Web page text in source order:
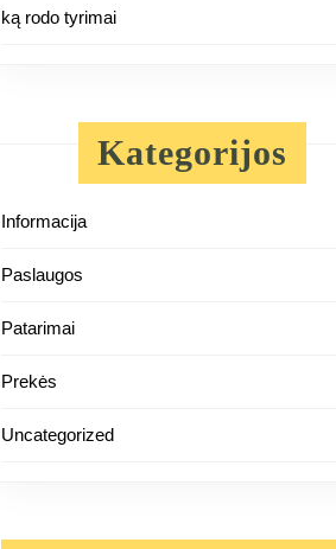
ką rodo tyrimai
Kategorijos
Informacija
Paslaugos
Patarimai
Prekės
Uncategorized